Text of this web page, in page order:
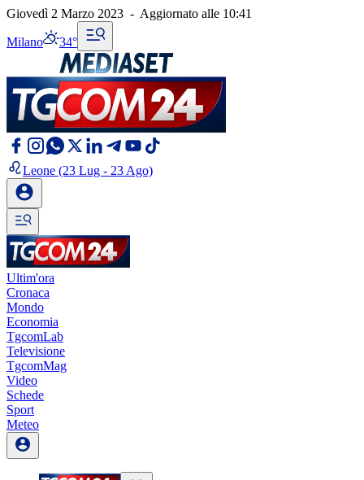
Giovedì 2 Marzo 2023 - Aggiornato alle 10:41
Milano 34°
Leone (23 Lug - 23 Ago)
Ultim'ora
Cronaca
Mondo
Economia
TgcomLab
Televisione
TgcomMag
Video
Schede
Sport
Meteo